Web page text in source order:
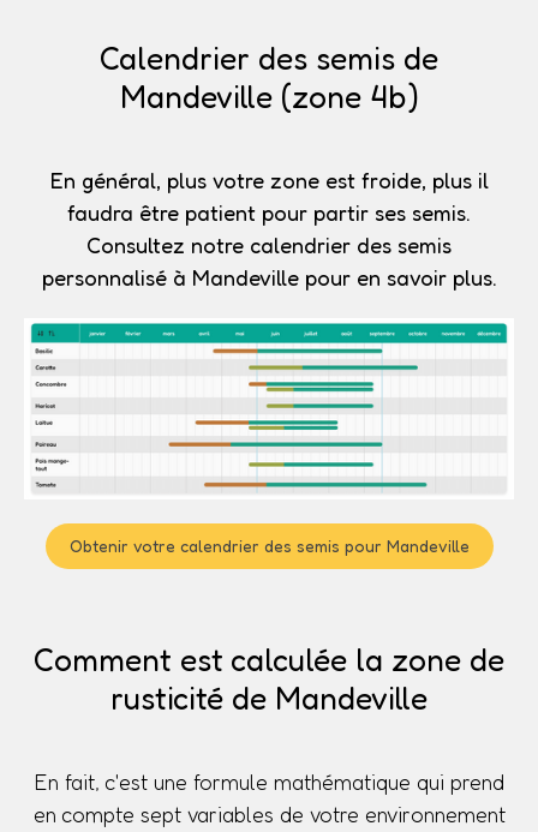
Calendrier des semis de
Mandeville (zone 4b)
En général, plus votre zone est froide, plus il
faudra être patient pour partir ses semis.
Consultez notre calendrier des semis
personnalisé à Mandeville pour en savoir plus.
Obtenir votre calendrier des semis pour Mandeville
Comment est calculée la zone de
rusticité de Mandeville
En fait, c'est une formule mathématique qui prend
en compte sept variables de votre environnement